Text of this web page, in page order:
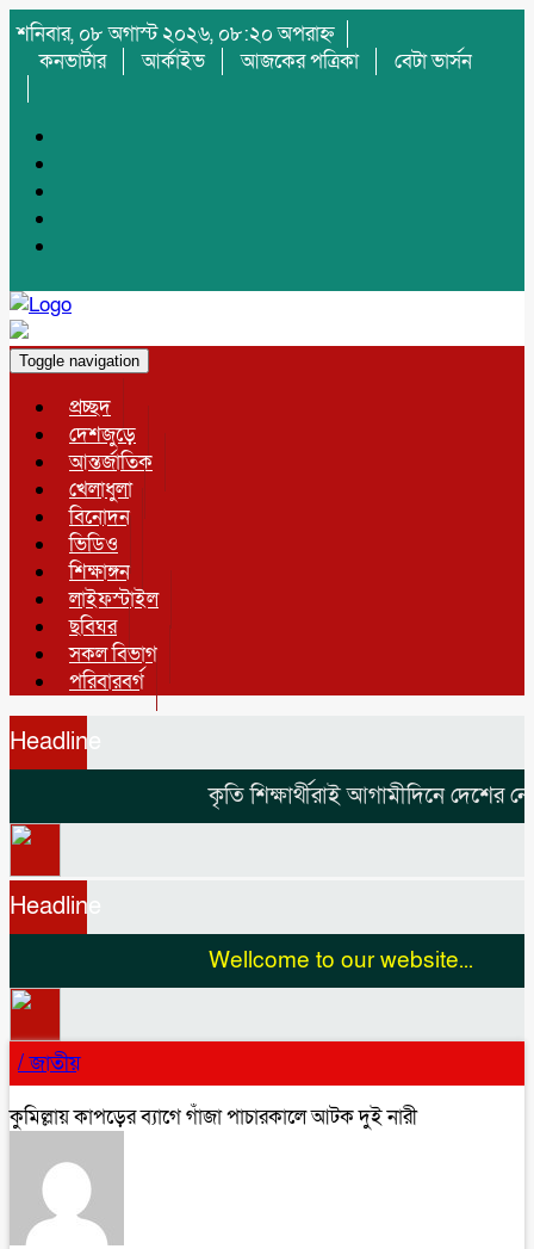
শনিবার, ০৮ অগাস্ট ২০২৬, ০৮:২০ অপরাহ্ন
কনভার্টার
আর্কাইভ আজকের পত্রিকা বেটা ভার্সন
Toggle navigation
প্রচ্ছদ
দেশজুড়ে
আন্তর্জাতিক
খেলাধুলা
বিনোদন
ভিডিও
শিক্ষাঙ্গন
লাইফস্টাইল
ছবিঘর
সকল বিভাগ
পরিবারবর্গ
Headline
কৃতি শিক্ষার্থীরাই আগামীদিনে দেশের
Headline
Wellcome to our website...
/জাতীয়
কুমিল্লায় কাপড়ের ব‍্যাগে গাঁজা পাচারকালে আটক দুই নারী